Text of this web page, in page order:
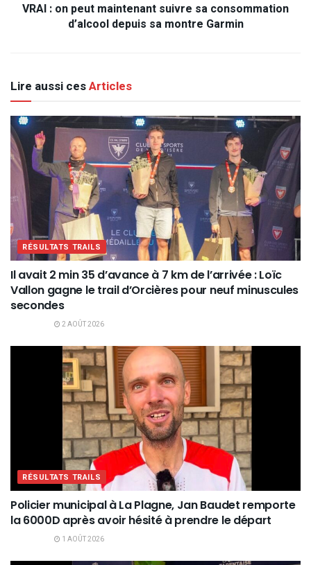
VRAI : on peut maintenant suivre sa consommation
d’alcool depuis sa montre Garmin
Lire aussi cesArticles
RÉSULTATS TRAILS
Il avait 2 min 35 d’avance à 7 km de l’arrivée : Loïc
Vallon gagne le trail d’Orcières pour neuf minuscules
secondes
2 AOÛT 2026
RÉSULTATS TRAILS
Policier municipal à La Plagne, Jan Baudet remporte
la 6000D après avoir hésité à prendre le départ
1 AOÛT 2026